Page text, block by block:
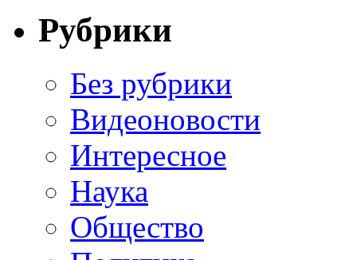
Рубрики
Без рубрики
Видеоновости
Интересное
Наука
Общество